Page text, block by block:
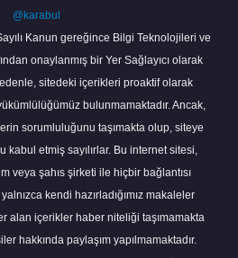
@karabul
Kanun gereğince Bilgi Teknolojileri ve
onaylanmış bir Yer Sağlayıcı olarak
sitedeki içerikleri proaktif olarak
bulunmamaktadır. Ancak,
sorumluluğunu taşımakta olup, siteye
etmiş sayılırlar. Bu internet sitesi,
veya şahıs şirketi ile hiçbir bağlantısı
kendi hazırladığımız makaleler
alan içerikler haber niteliği taşımamakta
hakkında paylaşım yapılmamaktadır.